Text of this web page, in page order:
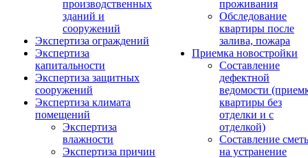
производственных
зданий и
сооружений
Экспертиза ограждений
Экспертиза
капитальности
Экспертиза защитных
сооружений
Экспертиза климата
помещений
Экспертиза
влажности
Экспертиза причин
проживания
Обследование
квартиры после
залива, пожара
Приемка новостройки
Составление
дефектной
ведомости
квартиры без
отделки и с
отделкой)
Составление
на устранение